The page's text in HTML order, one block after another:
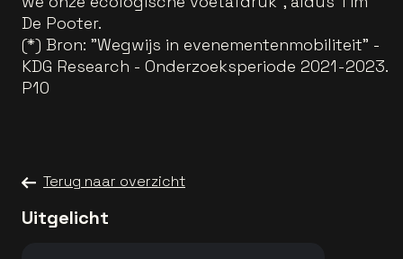
De Pooter.
(*) Bron: "Wegwijs in evenementenmobiliteit" -
KDG Research - Onderzoeksperiode 2021-2023.
P10
Terug naar overzicht
Uitgelicht